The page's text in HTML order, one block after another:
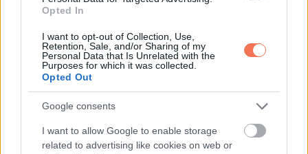
Opted In
I want to opt-out of Collection, Use,
Retention, Sale, and/or Sharing of my
Personal Data that Is Unrelated with the
Purposes for which it was collected.
Opted Out
Google consents
I want to allow Google to enable storage
related to advertising like cookies on web or
matrica díjakat. Ennyivel kell többet fizetni
KÖVETKEZŐ POSZT
VICC: Hullafáradt üzletember két nagy